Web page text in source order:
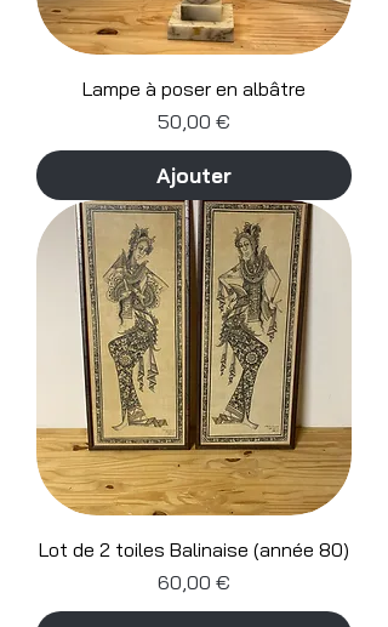
Lampe à poser en albâtre
Prix
50,00 €
Ajouter
Lot de 2 toiles Balinaise (année 80)
Prix
60,00 €